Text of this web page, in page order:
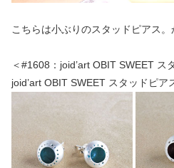
こちらは小ぶりのスタッドピアス。
＜#1608：joid’art OBIT SWEET ス
joid’art OBIT SWEET スタッドピア